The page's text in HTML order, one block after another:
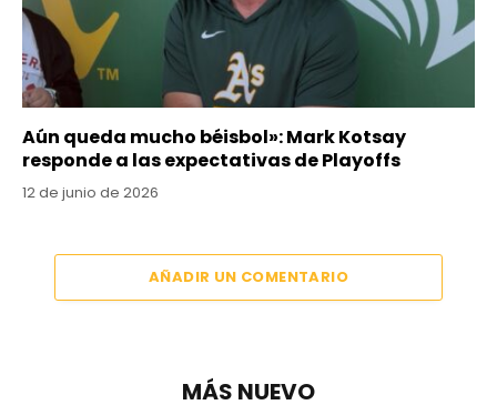
Aún queda mucho béisbol»: Mark Kotsay
responde a las expectativas de Playoffs
12 de junio de 2026
AÑADIR UN COMENTARIO
MÁS NUEVO